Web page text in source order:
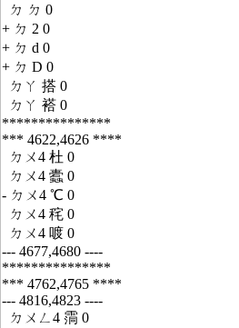
ㄉ ㄉ 0
+ ㄉ 2 0
+ ㄉ d 0
+ ㄉ D 0
ㄉㄚ 搭 0
ㄉㄚ 褡 0
***************
*** 4622,4626 ****
ㄉㄨ4 杜 0
ㄉㄨ4 蠹 0
- ㄉㄨ4 ℃ 0
ㄉㄨ4 秺 0
ㄉㄨ4 喥 0
--- 4677,4680 ----
***************
*** 4762,4765 ****
--- 4816,4823 ----
ㄉㄨㄥ4 霘 0